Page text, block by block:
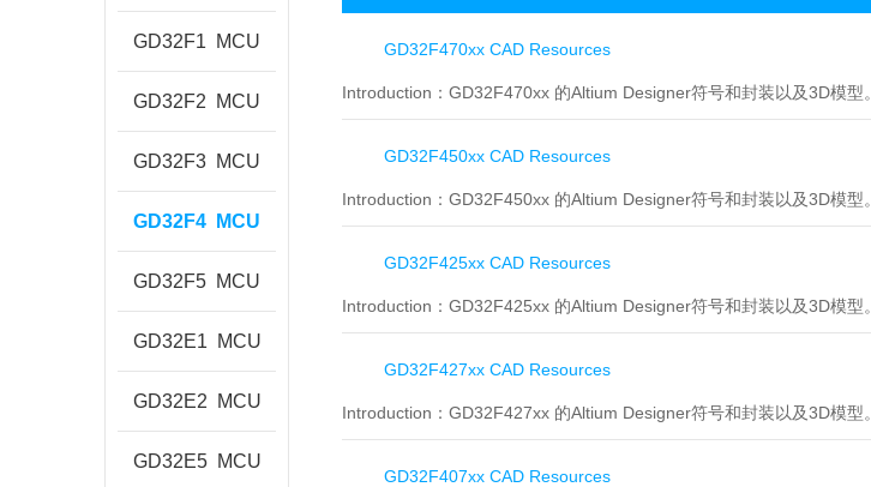
GD32F1 MCU
GD32F2 MCU
GD32F3 MCU
GD32F4 MCU
GD32F5 MCU
GD32E1 MCU
GD32E2 MCU
GD32E5 MCU
GD32F470xx CAD Resources
Introduction： GD32F470xx 的Altium Designer符号和封装以及3D模型。
GD32F450xx CAD Resources
Introduction： GD32F450xx 的Altium Designer符号和封装以及3D模型。
GD32F425xx CAD Resources
Introduction： GD32F425xx 的Altium Designer符号和封装以及3D模型。
GD32F427xx CAD Resources
Introduction： GD32F427xx 的Altium Designer符号和封装以及3D模型。
GD32F407xx CAD Resources